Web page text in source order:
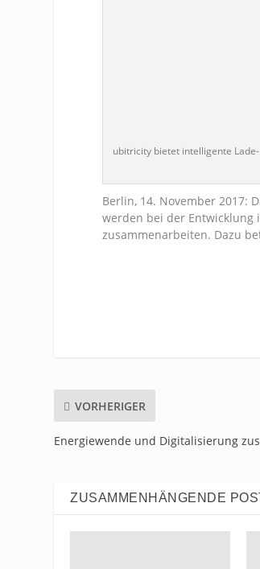
ubitricity bietet intelligente
Berlin, 14. November 2017:
werden bei der Entwicklung
zusammenarbeiten. Dazu
VORHERIGER
Energiewende und Digitalisierung
ZUSAMMENHÄNGENDE